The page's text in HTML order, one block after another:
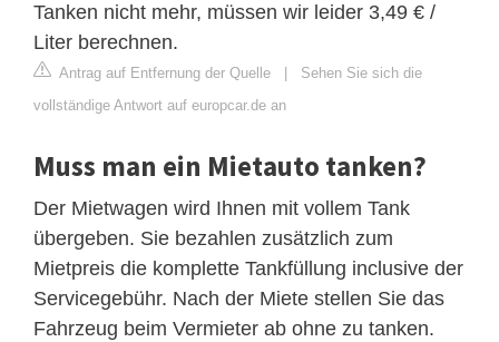
Tanken nicht mehr, müssen wir leider 3,49 € /
Liter berechnen.
Antrag auf Entfernung der Quelle
Sehen Sie sich die
vollständige Antwort auf europcar.de an
Muss man ein Mietauto tanken?
Der Mietwagen wird Ihnen mit vollem Tank
übergeben. Sie bezahlen zusätzlich zum
Mietpreis die komplette Tankfüllung inclusive der
Servicegebühr. Nach der Miete stellen Sie das
Fahrzeug beim Vermieter ab ohne zu tanken.